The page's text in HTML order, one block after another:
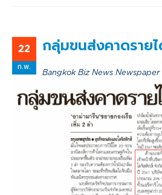
22
ก.พ.
กลุ่มขนส่งคาดราย
Bangkok Biz News